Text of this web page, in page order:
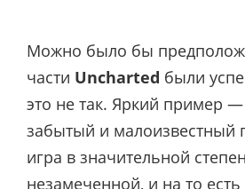
Можно было бы
части Uncharted были
это не так. Яркий пример
забытый и малоизвестный
игра в значительной
незамеченной, и на то